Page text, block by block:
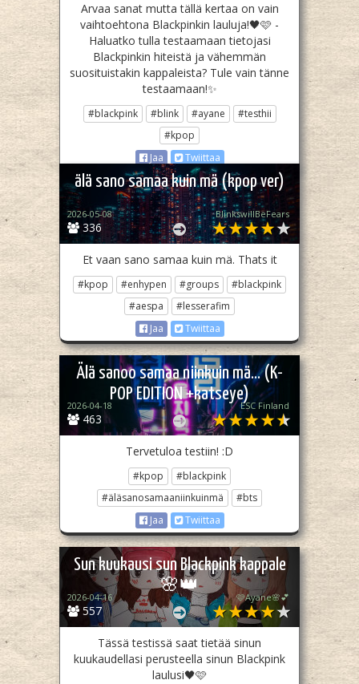
Arvaa sanat mutta tällä kertaa on vain
vaihtoehtona Blackpinkin lauluja!🖤🩷 -
Haluatko tulla testaamaan tietojasi
Blackpinkin hiteistä ja vähemmän
suosituistakin kappaleista? Tule vain tänne
testaamaan!✨
#blackpink #blink #ayane
#testhii
#kpop
Jaa
Twiittaa
älä sano samaa kuin mä (kpop ver)
336
2026-05-08 BlinkswillBeFears
Et vaan sano samaa kuin mä. Thats it
#kpop #enhypen #groups
#blackpink
#aespa
#lesserafim
Jaa
Twiittaa
Älä sanoo samaa niinkuin mä... (K-
POP EDITION +katseye)
463
2026-04-18 ESC Finland
Tervetuloa testiin! :D
#kpop
#blackpink
#äläsanosamaaniinkuinmä
#bts
Jaa
Twiittaa
Sun kuukausi sun Blackpink kappale
🌸👑
557
2026-04-16 🩷Ayane🌸💕
Tässä testissä saat tietää sinun
kuukaudellasi perusteella sinun Blackpink
laulusi🖤🩷